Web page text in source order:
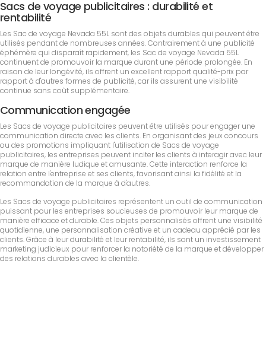
Sacs de voyage publicitaires : durabilité et
rentabilité
Les Sac de voyage Nevada 55L sont des objets durables qui peuvent être
utilisés pendant de nombreuses années. Contrairement à une publicité
éphémère qui disparaît rapidement, les Sac de voyage Nevada 55L
continuent de promouvoir la marque durant une période prolongée. En
raison de leur longévité, ils offrent un excellent rapport qualité-prix par
rapport à d'autres formes de publicité, car ils assurent une visibilité
continue sans coût supplémentaire.
Communication engagée
Les Sacs de voyage publicitaires peuvent être utilisés pour engager une
communication directe avec les clients. En organisant des jeux concours
ou des promotions impliquant l'utilisation de Sacs de voyage
publicitaires, les entreprises peuvent inciter les clients à interagir avec leur
marque de manière ludique et amusante. Cette interaction renforce la
relation entre l'entreprise et ses clients, favorisant ainsi la fidélité et la
recommandation de la marque à d'autres.
Les Sacs de voyage publicitaires représentent un outil de communication
puissant pour les entreprises soucieuses de promouvoir leur marque de
manière efficace et durable. Ces objets personnalisés offrent une visibilité
quotidienne, une personnalisation créative et un cadeau apprécié par les
clients. Grâce à leur durabilité et leur rentabilité, ils sont un investissement
marketing judicieux pour renforcer la notoriété de la marque et développer
des relations durables avec la clientèle.